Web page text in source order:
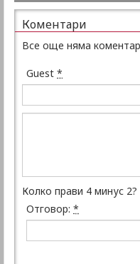
Коментари
Все още няма
Guest *
Колко прави 4 минус 2?
Отговор: *